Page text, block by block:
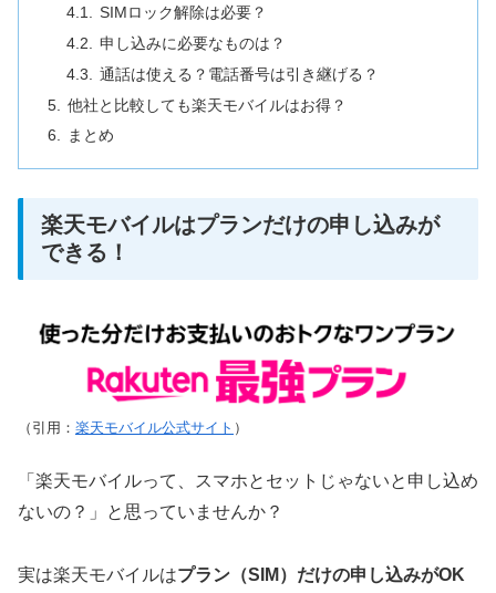
SIMロック解除は必要？
申し込みに必要なものは？
通話は使える？電話番号は引き継げる？
他社と比較しても楽天モバイルはお得？
まとめ
楽天モバイルはプランだけの申し込みが
できる！
（引用： 楽天モバイル公式サイト ）
「楽天モバイルって、スマホとセットじゃないと申し込め
ないの？」と思っていませんか？
実は楽天モバイルはプラン（SIM）だけの申し込みがOK